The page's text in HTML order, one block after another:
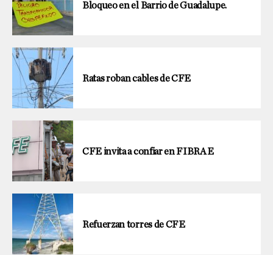
Bloqueo en el Barrio de Guadalupe.
Ratas roban cables de CFE
CFE invita a confiar en FIBRA E
Refuerzan torres de CFE